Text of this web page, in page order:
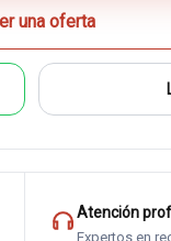
una oferta
Atención
Expertos en